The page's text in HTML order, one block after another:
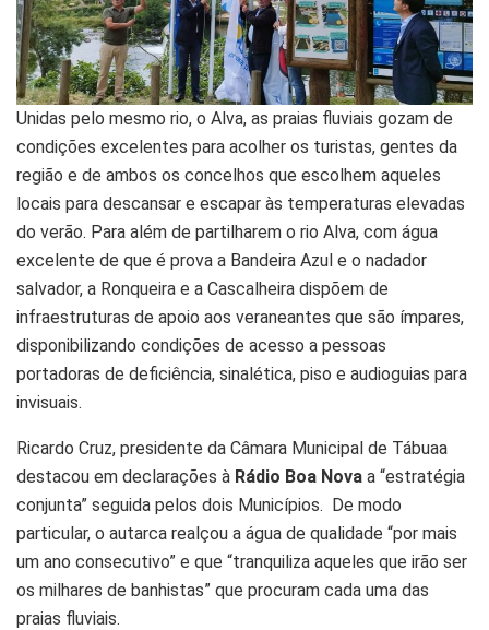
Unidas pelo mesmo rio, o Alva, as praias fluviais gozam de
condições excelentes para acolher os turistas, gentes da
região e de ambos os concelhos que escolhem aqueles
locais para descansar e escapar às temperaturas elevadas
do verão. Para além de partilharem o rio Alva, com água
excelente de que é prova a Bandeira Azul e o nadador
salvador, a Ronqueira e a Cascalheira dispõem de
infraestruturas de apoio aos veraneantes que são ímpares,
disponibilizando condições de acesso a pessoas
portadoras de deficiência, sinalética, piso e audioguias para
invisuais.
Ricardo Cruz, presidente da Câmara Municipal de Tábuaa
destacou em declarações à Rádio Boa Nova a “estratégia
conjunta” seguida pelos dois Municípios. De modo
particular, o autarca realçou a água de qualidade “por mais
um ano consecutivo” e que “tranquiliza aqueles que irão ser
os milhares de banhistas” que procuram cada uma das
praias fluviais.